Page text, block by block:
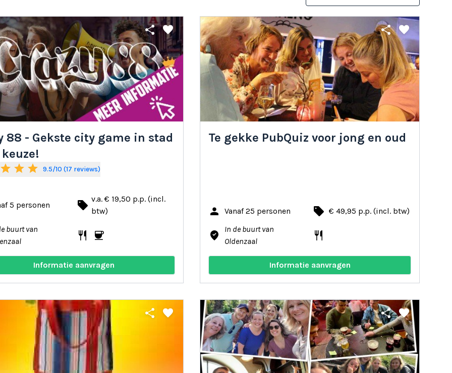
share favorite
88 - Gekste city game in stad
star star star 9.5/10 (17 reviews)
5 personen local_offer v.a. € 19,50 p.p. (incl.
btw)
buurt van
restaurant coffee
Informatie aanvragen
share favorite
Te gekke PubQuiz voor jong en oud
person Vanaf 25 personen local_offer € 49,95 p.p. (incl. btw)
where_to_vote
In de buurt van
Oldenzaal
restaurant
Informatie aanvragen
share favorite share favorite